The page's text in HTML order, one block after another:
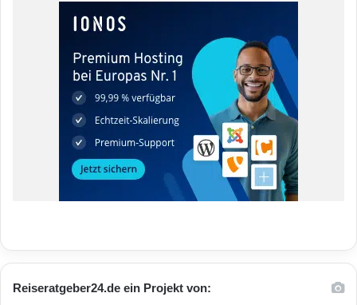
Reiseratgeber24.de ein Projekt von: